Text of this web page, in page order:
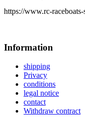
https://www.rc-
Information
shipping
Privacy
conditions
legal notice
contact
Withdraw contract